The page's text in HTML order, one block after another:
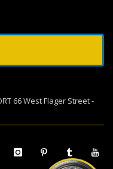
66 West Flager Street -